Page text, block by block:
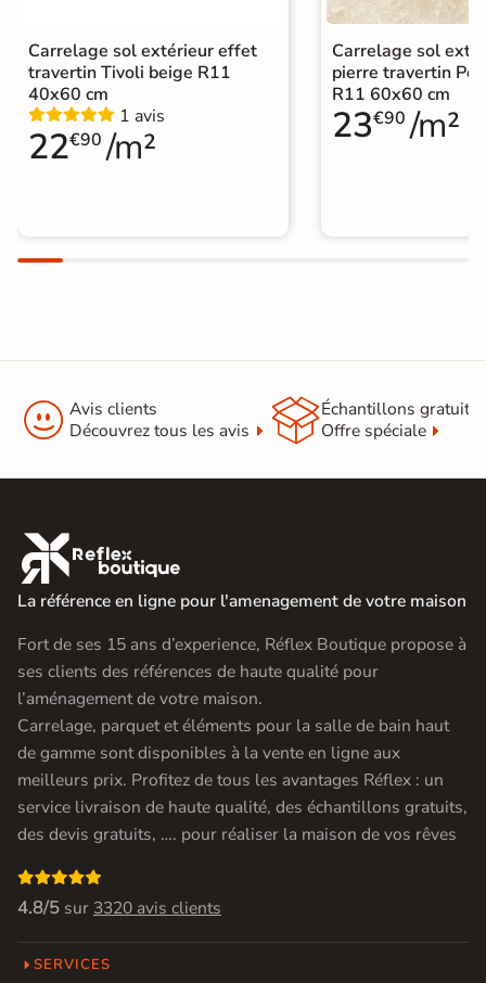
Carrelage sol extérieur effet
travertin Tivoli beige R11
40x60 cm
1 avis
22€90 /m²
Carrelage sol
pierre travertin
R11 60x60 cm
23€90 /m²
 Avis clients
Découvrez tous les avis
Échantillons gratuit
Offre spéciale

La référence en ligne pour l'amenagement de votre maison
Fort de ses 15 ans d’experience, Réflex Boutique propose à
ses clients des références de haute qualité pour
l’aménagement de votre maison.
Carrelage, parquet et éléments pour la salle de bain haut
de gamme sont disponibles à la vente en ligne aux
meilleurs prix. Profitez de tous les avantages Réflex : un
service livraison de haute qualité, des échantillons gratuits,
des devis gratuits, …. pour réaliser la maison de vos rêves

4.8/5 sur 3320 avis clients
SERVICES